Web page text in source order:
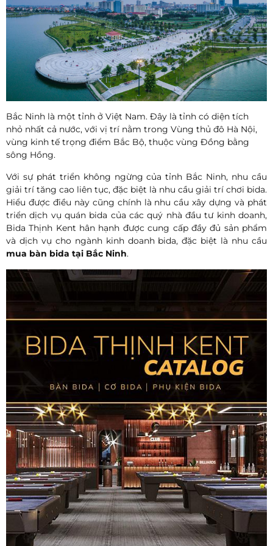
Bắc Ninh là một tỉnh ở Việt Nam. Đây là tỉnh có diện tích
nhỏ nhất cả nước, với vị trí nằm trong Vùng thủ đô Hà Nội,
vùng kinh tế trọng điểm Bắc Bộ, thuộc vùng Đồng bằng
sông Hồng.
Với sự phát triển không ngừng của tỉnh Bắc Ninh, nhu cầu
giải trí tăng cao liên tục, đặc biệt là nhu cầu giải trí chơi bida.
Hiểu được điều này cũng chính là nhu cầu xây dựng và phát
triển dịch vụ quán bida của các quý nhà đầu tư kinh doanh,
Bida Thịnh Kent hân hạnh được cung cấp đầy đủ sản phẩm
và dịch vụ cho ngành kinh doanh bida, đặc biệt là nhu cầu
mua bàn bida tại Bắc Ninh.